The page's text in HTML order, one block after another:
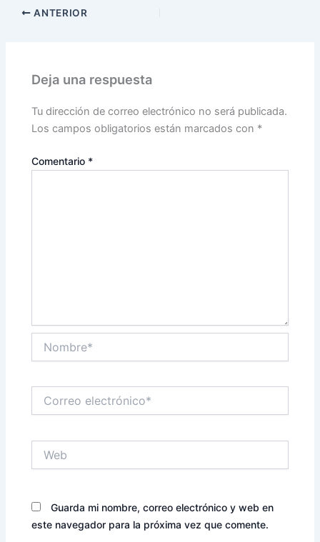
ANTERIOR
Deja una respuesta
Tu dirección de correo electrónico no será publicada.
Los campos obligatorios están marcados con *
Comentario *
electrónico*
Guarda mi nombre, correo electrónico y web en
este navegador para la próxima vez que comente.